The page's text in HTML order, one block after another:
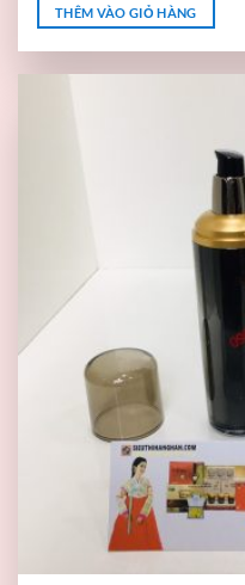
THÊM VÀO GIỎ HÀNG